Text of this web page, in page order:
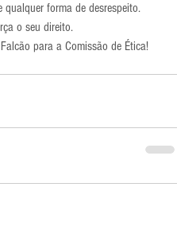
qualquer forma de desrespeito.
o seu direito.
para a Comissão de Ética!